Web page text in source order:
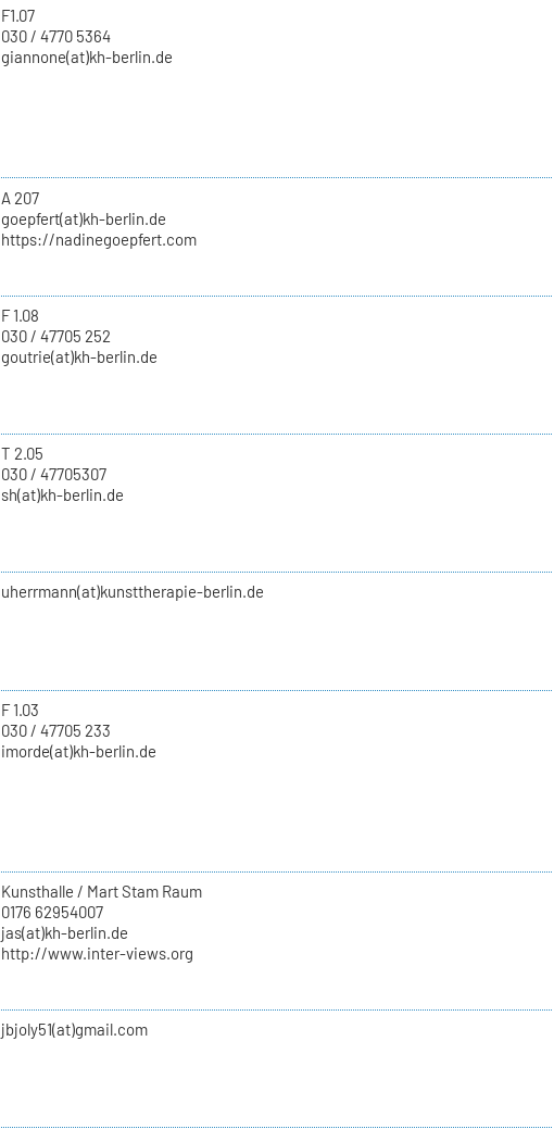
F1.07
030 / 4770 5364
giannone(at)kh-berlin.de
A 207
goepfert(at)kh-berlin.de
https://nadinegoepfert.com
F 1.08
030 / 47705 252
goutrie(at)kh-berlin.de
T 2.05
030 / 47705307
sh(at)kh-berlin.de
uherrmann(at)kunsttherapie-berlin.de
F 1.03
030 / 47705 233
imorde(at)kh-berlin.de
Kunsthalle / Mart Stam Raum
0176 62954007
jas(at)kh-berlin.de
http://www.inter-views.org
jbjoly51(at)gmail.com